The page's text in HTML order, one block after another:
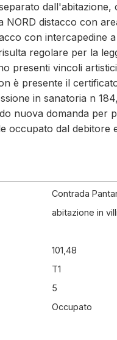
dall'abitazione,
NORD distacco con
con intercapedine
regolare per la
presenti vincoli
è presente il
in sanatoria n
nuova domanda per
occupato dal debitore
Contrada
abitazione in
101,48
T1
5
Occupato